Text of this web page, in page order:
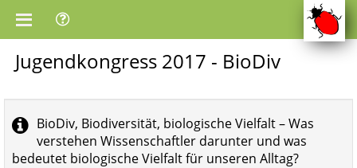
Jugendkongress 2017 - BioDiv
BioDiv, Biodiversität, biologische Vielfalt – Was
verstehen Wissenschaftler darunter und was
bedeutet biologische Vielfalt für unseren Alltag?